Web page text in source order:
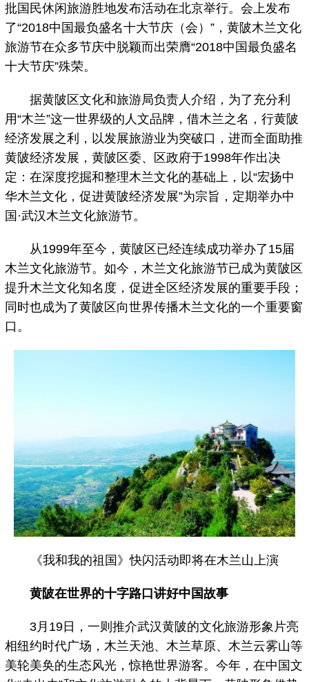
批国民休闲旅游胜地发布活动在北京举行。会上发布
了“2018中国最负盛名十大节庆（会）”，黄陂木兰文化
旅游节在众多节庆中脱颖而出荣膺“2018中国最负盛名
十大节庆”殊荣。
据黄陂区文化和旅游局负责人介绍，为了充分利
用“木兰”这一世界级的人文品牌，借木兰之名，行黄陂
经济发展之利，以发展旅游业为突破口，进而全面助推
黄陂经济发展，黄陂区委、区政府于1998年作出决
定：在深度挖掘和整理木兰文化的基础上，以“宏扬中
华木兰文化，促进黄陂经济发展”为宗旨，定期举办中
国·武汉木兰文化旅游节。
从1999年至今，黄陂区已经连续成功举办了15届
木兰文化旅游节。如今，木兰文化旅游节已成为黄陂区
提升木兰文化知名度，促进全区经济发展的重要手段；
同时也成为了黄陂区向世界传播木兰文化的一个重要窗
口。
《我和我的祖国》快闪活动即将在木兰山上演
黄陂在世界的十字路口讲好中国故事
3月19日，一则推介武汉黄陂的文化旅游形象片亮
相纽约时代广场，木兰天池、木兰草原、木兰云雾山等
美轮美奂的生态风光，惊艳世界游客。今年，在中国文